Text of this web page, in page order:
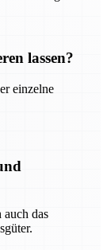
lassen?
einzelne
auch das